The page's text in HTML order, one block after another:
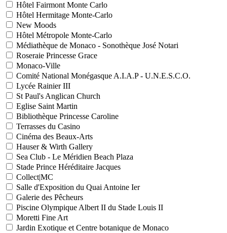
Hôtel Fairmont Monte Carlo
Hôtel Hermitage Monte-Carlo
New Moods
Hôtel Métropole Monte-Carlo
Médiathèque de Monaco - Sonothèque José Notari
Roseraie Princesse Grace
Monaco-Ville
Comité National Monégasque A.I.A.P - U.N.E.S.C.O.
Lycée Rainier III
St Paul's Anglican Church
Eglise Saint Martin
Bibliothèque Princesse Caroline
Terrasses du Casino
Cinéma des Beaux-Arts
Hauser & Wirth Gallery
Sea Club - Le Méridien Beach Plaza
Stade Prince Héréditaire Jacques
Collect|MC
Salle d'Exposition du Quai Antoine Ier
Galerie des Pêcheurs
Piscine Olympique Albert II du Stade Louis II
Moretti Fine Art
Jardin Exotique et Centre botanique de Monaco